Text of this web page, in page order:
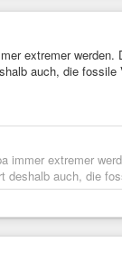
extremer
auch, die fossile
immer extremer
deshalb auch, die